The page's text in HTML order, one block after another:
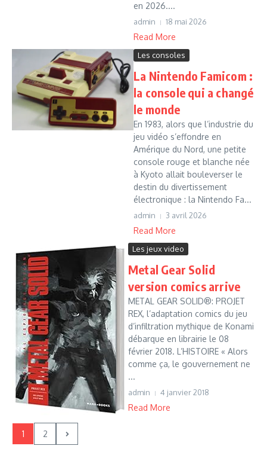
en 2026....
admin 18 mai 2026
Read More
Les consoles
La Nintendo Famicom :
la console qui a changé
le monde
En 1983, alors que l’industrie du
jeu vidéo s’effondre en
Amérique du Nord, une petite
console rouge et blanche née
à Kyoto allait bouleverser le
destin du divertissement
électronique : la Nintendo Fa...
admin 3 avril 2026
Read More
Les jeux video
Metal Gear Solid
version comics arrive
METAL GEAR SOLID®: PROJET
REX, l’adaptation comics du jeu
d’infiltration mythique de Konami
débarque en librairie le 08
février 2018. L’HISTOIRE « Alors
comme ça, le gouvernement ne
...
admin 4 janvier 2018
Read More
1 2